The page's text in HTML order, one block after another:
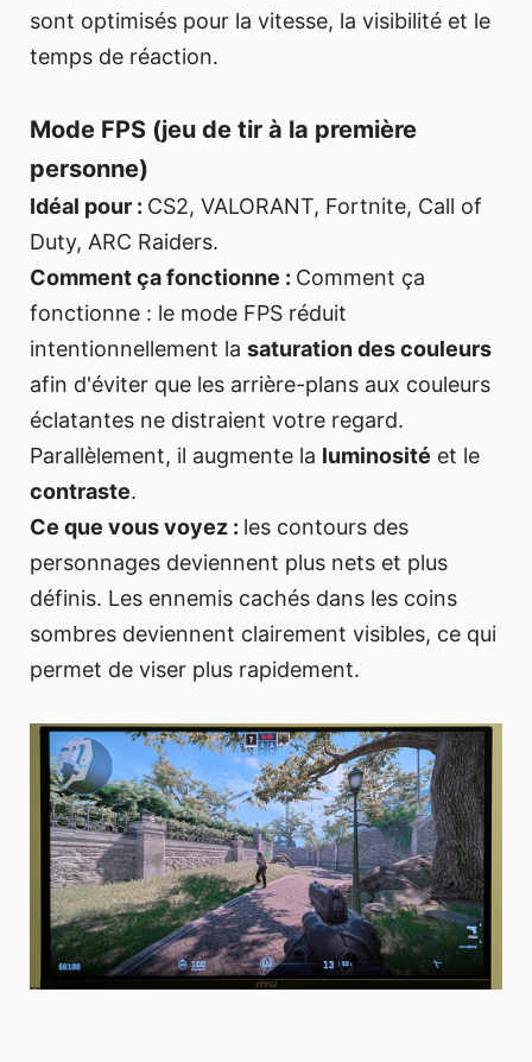
sont optimisés pour la vitesse, la visibilité et le
temps de réaction.
Mode FPS (jeu de tir à la première
personne)
Idéal pour : CS2, VALORANT, Fortnite, Call of
Duty, ARC Raiders.
Comment ça fonctionne : Comment ça
fonctionne : le mode FPS réduit
intentionnellement la saturation des couleurs
afin d'éviter que les arrière-plans aux couleurs
éclatantes ne distraient votre regard.
Parallèlement, il augmente la luminosité et le
contraste.
Ce que vous voyez : les contours des
personnages deviennent plus nets et plus
définis. Les ennemis cachés dans les coins
sombres deviennent clairement visibles, ce qui
permet de viser plus rapidement.